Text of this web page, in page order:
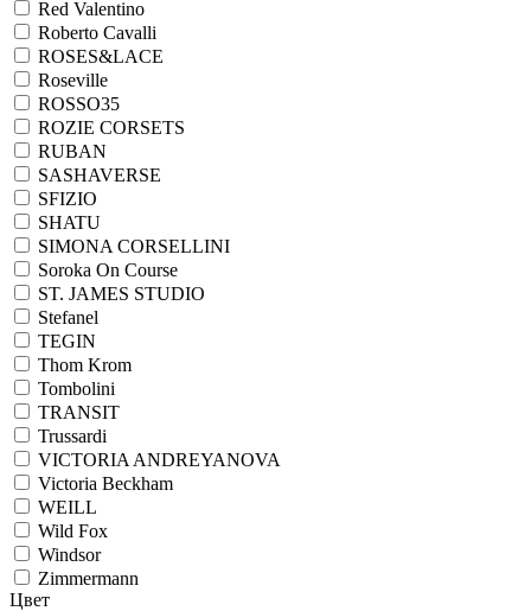
Red Valentino
Roberto Cavalli
ROSES&LACE
Roseville
ROSSO35
ROZIE CORSETS
RUBAN
SASHAVERSE
SFIZIO
SHATU
SIMONA CORSELLINI
Soroka On Course
ST. JAMES STUDIO
Stefanel
TEGIN
Thom Krom
Tombolini
TRANSIT
Trussardi
VICTORIA ANDREYANOVA
Victoria Beckham
WEILL
Wild Fox
Windsor
Zimmermann
Цвет